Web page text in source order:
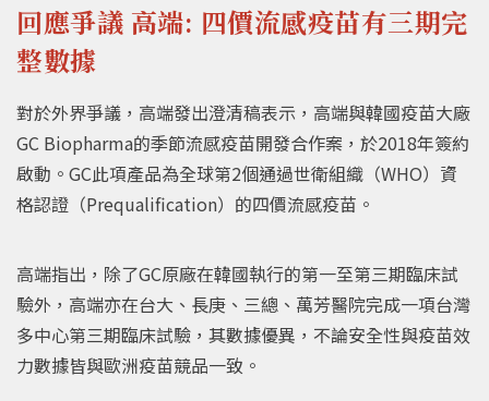
回應爭議 高端: 四價流感疫苗有三期完
整數據
對於外界爭議，高端發出澄清稿表示，高端與韓國疫苗大廠
GC Biopharma的季節流感疫苗開發合作案，於2018年簽約
啟動。GC此項產品為全球第2個通過世衛組織（WHO）資
格認證（Prequalification）的四價流感疫苗。
高端指出，除了GC原廠在韓國執行的第一至第三期臨床試
驗外，高端亦在台大、長庚、三總、萬芳醫院完成一項台灣
多中心第三期臨床試驗，其數據優異，不論安全性與疫苗效
力數據皆與歐洲疫苗競品一致。